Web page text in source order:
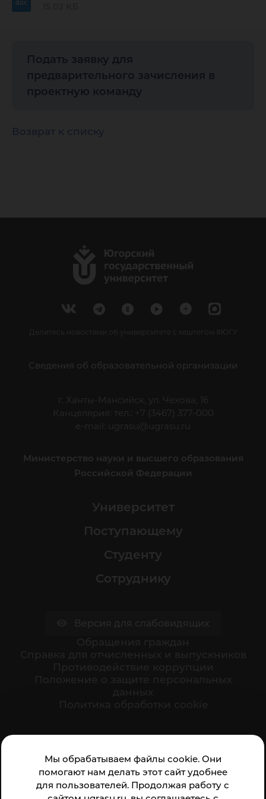
Мы обрабатываем файлы cookie. Они
помогают нам делать этот сайт удобнее
для пользователей. Продолжая работу с
Подать заявку для
предварительного зачисления в
проектную команду
Возврат к списку
Делитесь новостями об университете с хештегом #ЮГУ
Сведения об образовательной организации
г. Ханты-Мансийск, ул. Чехова, 16
Канцелярия: тел.: +7 (3467) 377-000
e-mail:
ugrasu@ugrasu.ru
Министерство науки и высшего образования
Российской Федерации
Университет
Поступающему
Студенту
Сотруднику
организации: